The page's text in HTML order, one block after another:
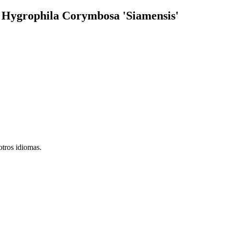
Corymbosa 'Siamensis'
idiomas.